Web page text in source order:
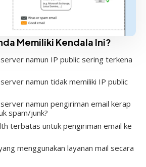
Memiliki Kendala Ini?
namun IP public sering terkena
namun tidak memiliki IP public
namun pengiriman email kerap
spam/junk?
terbatas untuk pengiriman email ke
menggunakan layanan mail secara